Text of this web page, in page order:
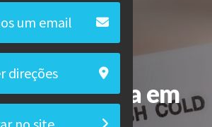
expressa em
um email
direções